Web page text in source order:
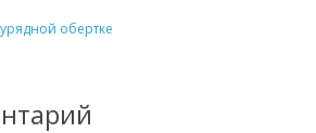
обертке